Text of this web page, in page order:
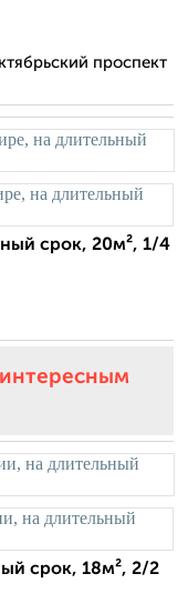
проспект
срок, 20м², 1/4
срок, 18м², 2/2